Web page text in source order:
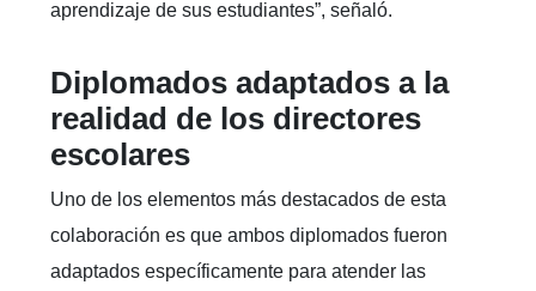
aprendizaje de sus estudiantes”, señaló.
Diplomados adaptados a la
realidad de los directores
escolares
Uno de los elementos más destacados de esta
colaboración es que ambos diplomados fueron
adaptados específicamente para atender las